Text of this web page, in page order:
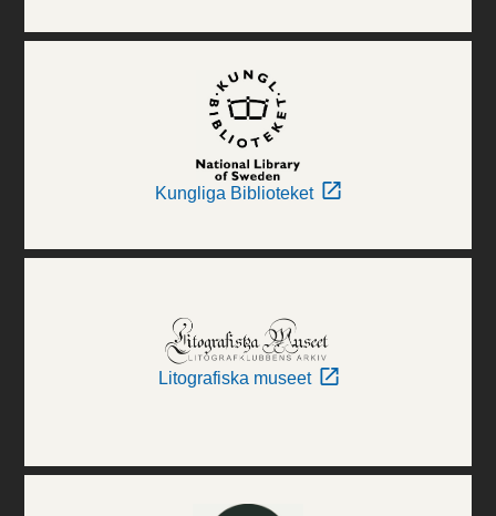
Kungliga Biblioteket
Litografiska museet